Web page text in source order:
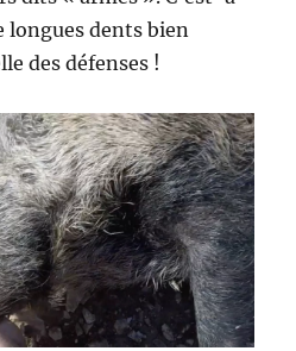
longues dents bien
des défenses !